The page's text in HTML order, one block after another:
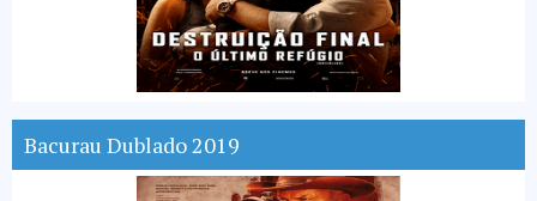
Bacurau Dublado 2019